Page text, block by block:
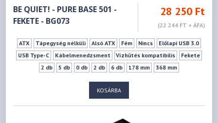
BE QUIET! - PURE BASE 501 -
FEKETE - BG073
28 250 Ft
(22 244 FT + ÁFA)
ATX Tápegység nélküli Alsó ATX Fém Nincs
Előlapi USB 3.0
USB Type-C
Kábelmenedzsment Vízhűtés kompatibilis
Fekete
2 db
5 db 0 db 2 db 6 db 178 mm 368 mm
KOSÁRBA